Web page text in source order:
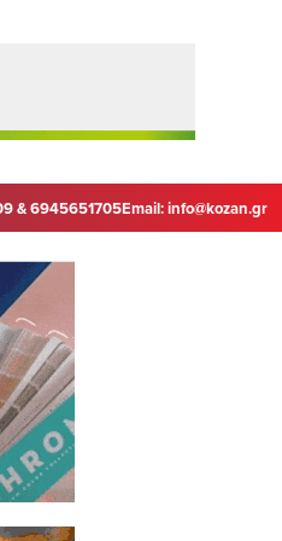
& 6945651705Email:info@kozan.gr